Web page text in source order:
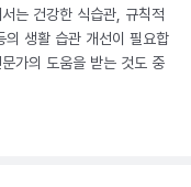
는 건강한 식습관, 규칙적
생활 습관 개선이 필요합
가의 도움을 받는 것도 중